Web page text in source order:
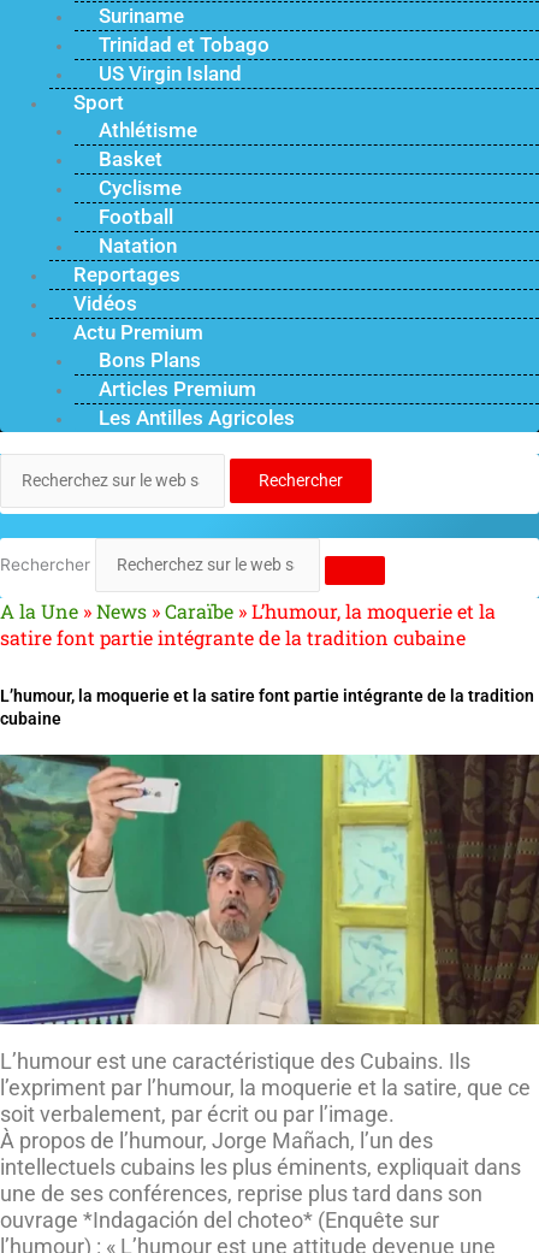
Suriname
Trinidad et Tobago
US Virgin Island
Sport
Athlétisme
Basket
Cyclisme
Football
Natation
Reportages
Vidéos
Actu Premium
Bons Plans
Articles Premium
Les Antilles Agricoles
Rechercher
Rechercher
A la Une »News »Caraïbe »L’humour, la moquerie et la
satire font partie intégrante de la tradition cubaine
L’humour, la moquerie et la satire font partie intégrante de la tradition
cubaine
L’humour est une caractéristique des Cubains. Ils
l’expriment par l’humour, la moquerie et la satire, que ce
soit verbalement, par écrit ou par l’image.
À propos de l’humour, Jorge Mañach, l’un des
intellectuels cubains les plus éminents, expliquait dans
une de ses conférences, reprise plus tard dans son
ouvrage *Indagación del choteo* (Enquête sur
l’humour) : « L’humour est une attitude devenue une